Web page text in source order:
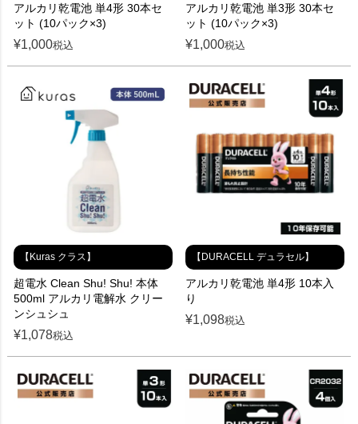
アルカリ乾電池 単4形 30本セ
ット (10パック×3)
¥1,000税込
アルカリ乾電池 単3形 30本セ
ット (10パック×3)
¥1,000税込
【Kuras クラス】
超電水 Clean Shu! Shu! 本体
500ml アルカリ電解水 クリー
ンシュシュ
¥1,078税込
【DURACELL デュラセル】
アルカリ乾電池 単4形 10本入
り
¥1,098税込